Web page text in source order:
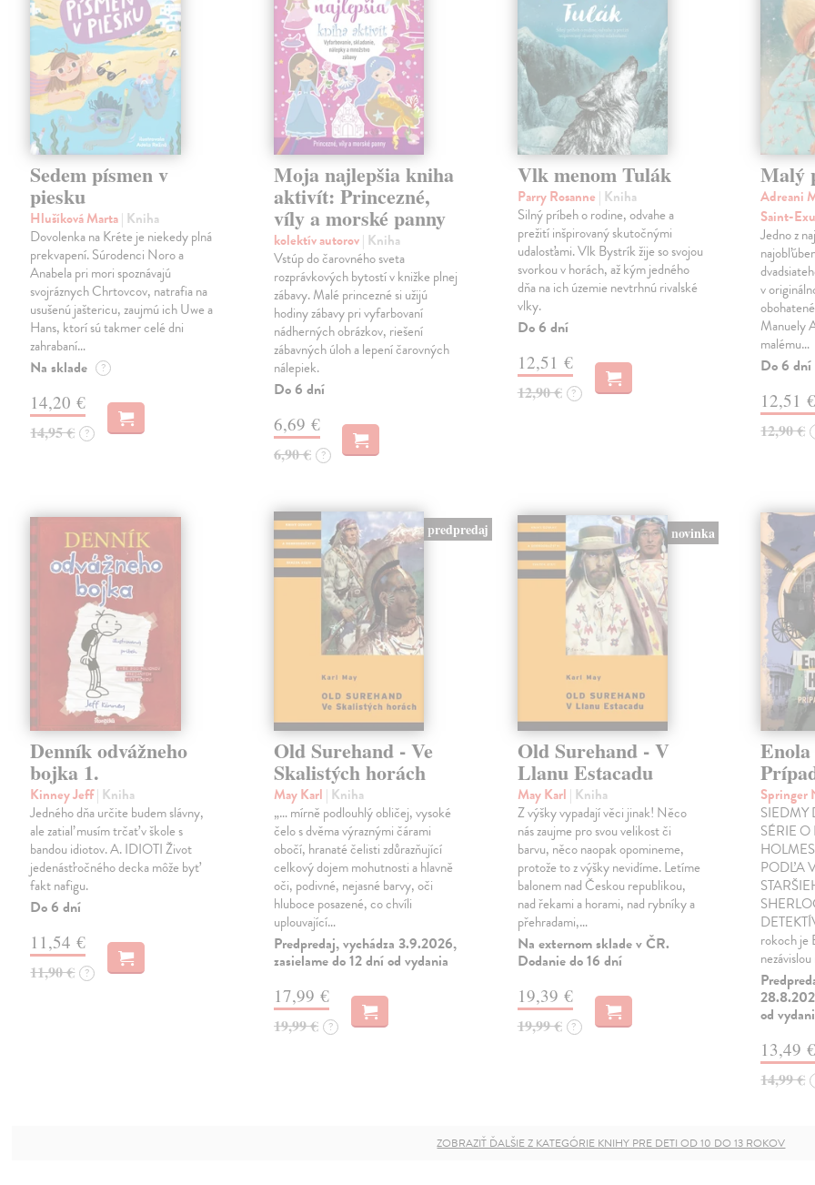
Sedem písmen v
piesku
Hlušíková Marta| Kniha
Dovolenka na Kréte je niekedy plná
prekvapení. Súrodenci Noro a
Anabela pri mori spoznávajú
svojráznych Chrtovcov, natrafia na
usušenú jaštericu, zaujmú ich Uwe a
Hans, ktorí sú takmer celé dni
zahrabaní…
Na sklade ?
14,20 €
14,95 € ?
Moja najlepšia kniha
aktivít: Princezné,
víly a morské panny
kolektív autorov| Kniha
Vstúp do čarovného sveta
rozprávkových bytostí v knižke plnej
zábavy. Malé princezné si užijú
hodiny zábavy pri vyfarbovaní
nádherných obrázkov, riešení
zábavných úloh a lepení čarovných
nálepiek.
Do 6 dní
6,69 €
6,90 € ?
Vlk menom Tulák
Parry Rosanne | Kniha
Silný príbeh o rodine, odvahe a
prežití inšpirovaný skutočnými
udalosťami. Vlk Bystrík žije so svojou
svorkou v horách, až kým jedného
dňa na ich územie nevtrhnú rivalské
vlky.
Do 6 dní
12,51 €
12,90 € ?
Malý
Adreani
Saint-
Jedno z
v
Manuely
malému…
Do 6 dní
12,51 €
12,90 €
Denník odvážneho
bojka 1.
Kinney Jeff| Kniha
Jedného dňa určite budem slávny,
ale zatiaľ musím trčať v škole s
bandou idiotov. A. IDIOTI Život
jedenásťročného decka môže byť
fakt nafigu.
Do 6 dní
11,54 €
11,90 € ?
predpredaj
Old Surehand - Ve
Skalistých horách
May Karl | Kniha
„… mírně podlouhlý obličej, vysoké
čelo s dvěma výraznými čárami
obočí, hranaté čelisti zdůrazňující
celkový dojem mohutnosti a hlavně
oči, podivné, nejasné barvy, oči
hluboce posazené, co chvíli
uplouvající…
Predpredaj, vychádza 3.9.2026,
zasielame do 12 dní od vydania
17,99 €
19,99 € ?
novinka
Old Surehand - V
Llanu Estacadu
May Karl | Kniha
Z výšky vypadají věci jinak! Něco
nás zaujme pro svou velikost či
barvu, něco naopak opomineme,
protože to z výšky nevidíme. Letíme
balonem nad Českou republikou,
nad řekami a horami, nad rybníky a
přehradami,…
Na externom sklade v ČR.
Dodanie do 16 dní
19,39 €
19,99 € ?
Springer
SIEDMY
SÉRIE
PODĽA
rokoch je
od
13,49 €
14,99 €
ZOBRAZIŤ ĎALŠIE Z KATEGÓRIE KNIHY PRE DETI OD 10 DO 13 ROKOV